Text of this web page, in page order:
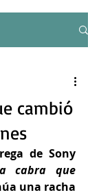
cambió
de Sony
cabra que
una racha